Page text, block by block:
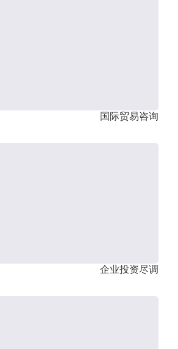
国际贸易咨询
企业投资尽调